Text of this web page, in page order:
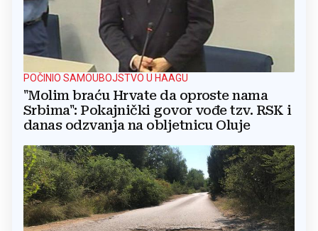
POČINIO SAMOUBOJSTVO U HAAGU
"Molim braću Hrvate da oproste nama
Srbima": Pokajnički govor vođe tzv. RSK i
danas odzvanja na obljetnicu Oluje